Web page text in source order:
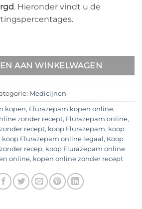
. Hieronder vindt u de
aantal
AAN WINKELWAGEN
Medicijnen
kopen, Flurazepam kopen online,
zonder recept, Flurazepam online,
recept, koop Flurazepam, koop
koop Flurazepam online legaal , Koop
recep, koop Flurazepam online
online, kopen online zonder recept